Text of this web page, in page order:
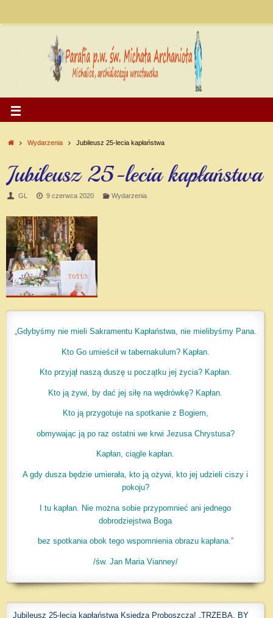
Wydarzenia Jubileusz 25-lecia kapłaństwa
Jubileusz 25-lecia kapłaństwa
GL 9 czerwca 2020 Wydarzenia
„Gdybyśmy nie mieli Sakramentu Kapłaństwa, nie mielibyśmy Pana.
Kto Go umieścił w tabernakulum? Kapłan.
Kto przyjął naszą duszę u początku jej życia? Kapłan.
Kto ją żywi, by dać jej siłę na wędrówkę? Kapłan.
Kto ją przygotuje na spotkanie z Bogiem,
obmywając ją po raz ostatni we krwi Jezusa Chrystusa?
Kapłan, ciągle kapłan.
A gdy dusza będzie umierała, kto ją ożywi, kto jej udzieli ciszy i
pokoju?
I tu kapłan. Nie można sobie przypomnieć ani jednego
dobrodziejstwa Boga
bez spotkania obok tego wspomnienia obrazu kapłana.”
/św. Jan Maria Vianney/
Jubileusz 25-lecia kapłaństwa Księdza Proboszcza! „TRZEBA, BY